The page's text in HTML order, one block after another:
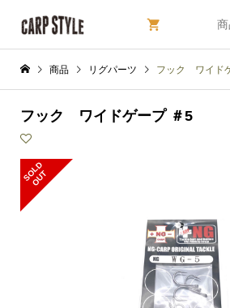
商品 リグパーツ フック ワイド
フック ワイドゲープ ＃5
S
O
L
D
O
U
T